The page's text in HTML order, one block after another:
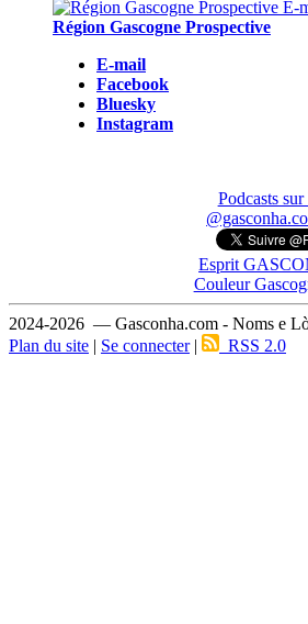
Région Gascogne Prospective
E-mail
Facebook
Bluesky
Instagram
Podcasts
Esprit
Couleur
2024-2026 — Gasconha.com - Noms e
Plan du site | Se connecter| RSS 2.0